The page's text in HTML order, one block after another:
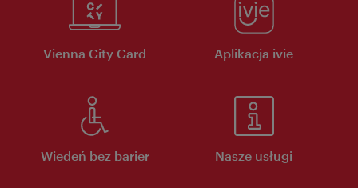
Vienna City Card Aplikacja ivie
Wiedeń bez barier Nasze usługi